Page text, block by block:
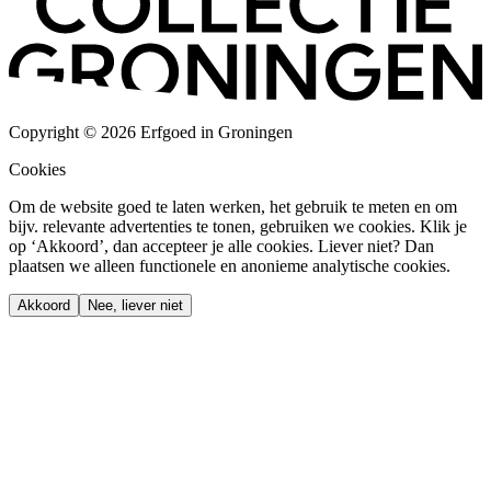
Copyright © 2026 Erfgoed in Groningen
Cookies
Om de website goed te laten werken, het gebruik te meten en om
bijv. relevante advertenties te tonen, gebruiken we cookies. Klik je
op ‘Akkoord’, dan accepteer je alle cookies. Liever niet? Dan
plaatsen we alleen functionele en anonieme analytische cookies.
Akkoord Nee, liever niet